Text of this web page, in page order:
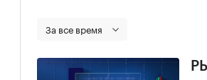
За все время